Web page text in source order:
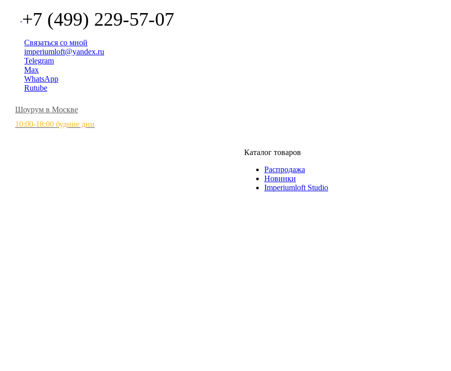
+7 (499) 229-57-07
Связаться со мной
imperiumloft@yandex.ru
Telegram
Max
WhatsApp
Rutube
Шоурум в Москве
10:00-18:00 будние дни
Каталог товаров
Распродажа
Новинки
Imperiumloft Studio